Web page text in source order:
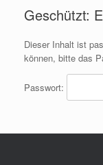
Geschützt:
Dieser Inhalt ist
können, bitte das
Passwort: